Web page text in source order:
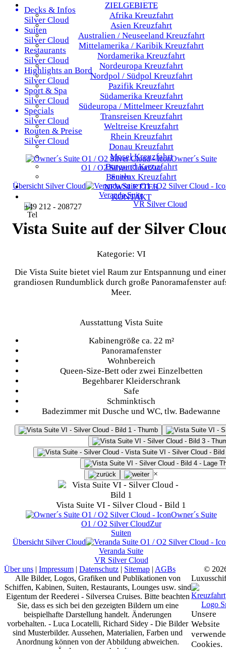
ZIELGEBIETE
Afrika Kreuzfahrt
Asien Kreuzfahrt
Australien / Neuseeland Kreuzfahrt
Mittelamerika / Karibik Kreuzfahrt
Nordamerika Kreuzfahrt
Nordeuropa Kreuzfahrt
Nordpol / Südpol Kreuzfahrt
Pazifik Kreuzfahrt
Südamerika Kreuzfahrt
Südeuropa / Mittelmeer Kreuzfahrt
Transreisen Kreuzfahrt
Weltreise Kreuzfahrt
Rhein Kreuzfahrt
Donau Kreuzfahrt
MoselKreuzfahrt
BurgundKreuzfahrt
Benelux Kreuzfahrt
NEWSLETTER
KONTAKT
+49 212 - 208727
Decks & Infos
Silver Cloud
Suiten
Silver Cloud
Restaurants
Silver Cloud
Highlights an Bord
Silver Cloud
Sport & Spa
Silver Cloud
Specials
Silver Cloud
Routen & Preise
Silver Cloud
Owner´s Suite
O1 / O2Silver CloudZur
Suiten
Übersicht Silver Cloud
Veranda Suite
VR Silver Cloud
Vista Suite auf der Silver
Kategorie: VI
Die Vista Suite bietet viel Raum zur Entspannung und
grandiosen Rundumblick durch große Panoramafenster
Meer.
Ausstattung Vista Suite
Kabinengröße ca. 22 m²
Panoramafenster
Wohnbereich
Queen-Size-Bett oder zwei Einzelbetten
Begehbarer Kleiderschrank
Safe
Schminktisch
Badezimmer mit Dusche und WC, tlw. Badewanne
×
Vista Suite VI - Silver Cloud - Bild 1
Owner´s Suite
O1 / O2 Silver CloudZur
Suiten
Übersicht Silver Cloud
Veranda Suite
VR Silver Cloud
Über uns | Impressum | Datenschutz | Sitemap | AGBs
Alle Bilder, Logos, Grafiken und Publikationen von
Schiffen, Kabinen, Suiten, Restaurants, Lounges usw. sind
Eigentum der Reederei - Silversea Cruises. Bitte beachten
Sie, dass es sich bei den gezeigten Bildern um eine
beispielhafte Darstellung handelt. Änderungen
vorbehalten. - Luca Locatelli, Richard Sidey - Die Bilder
sind Musterbilder. Aussehen, Materialien, Farben und
Anordnung können von der Abbildung abweichen.
©
Unsere
Website
Cookies.